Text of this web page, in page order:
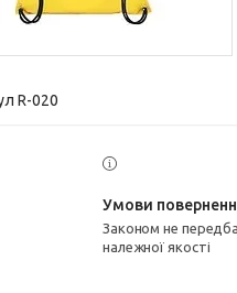
R-020
Законом не передбачено повернення та обмін даного товару
належної якості